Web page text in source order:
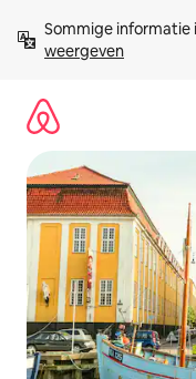
direct
naar
Sommige
weergeven